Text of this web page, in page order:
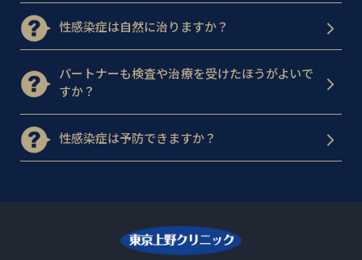
性感染症は自然に治りますか？
パートナーも検査や治療を受けたほうがよいで
すか？
性感染症は予防できますか？